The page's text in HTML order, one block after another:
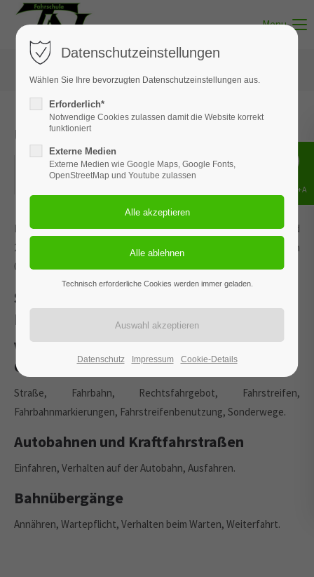
Menu
Unterricht - Thema 04
07.05.2022
Dieses Ereignis wird an den Terminen 10.02.2026, 31.03.2026 und
21.05.2026 wiederholt. Das nächste Ereignis findet statt am
07.05.2022. bis zum 21.05.2026.
Straßenverkehrssystem und seine
Nutzung, Bahnübergänge
Verkehrswege: Bedeutung, Nutzung und
Gefahren
Straße, Fahrbahn, Rechtsfahrgebot, Fahrstreifen,
Fahrbahnmarkierungen, Fahrstreifenbenutzung, Sonderwege.
Autobahnen und Kraftfahrstraßen
Einfahren, Verhalten auf der Autobahn, Ausfahren.
Bahnübergänge
Annähren, Wartepflicht, Verhalten beim Warten, Weiterfahrt.
Datenschutzeinstellungen
Wählen Sie Ihre bevorzugten Datenschutzeinstellungen aus.
Erforderlich*
Notwendige Cookies zulassen damit die Website korrekt
funktioniert
Externe Medien
Externe Medien wie Google Maps, Google Fonts,
OpenStreetMap und Youtube zulassen
Technisch erforderliche Cookies werden immer geladen.
Datenschutz Impressum Cookie-Details
Shift+Alt+A